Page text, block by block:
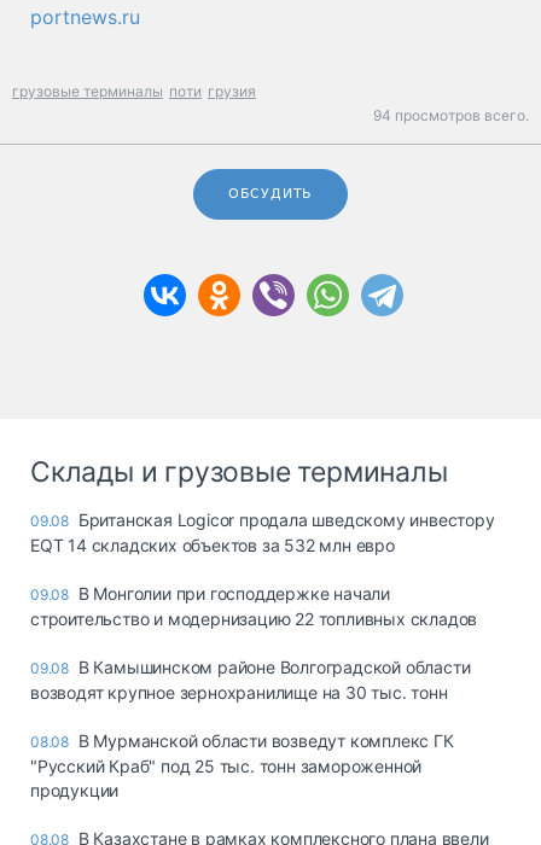
portnews.ru
грузовые терминалы поти грузия
94 просмотров всего.
ОБСУДИТЬ
Склады и грузовые терминалы
09.08 Британская Logicor продала шведскому инвестору
EQT 14 складских объектов за 532 млн евро
09.08 В Монголии при господдержке начали
строительство и модернизацию 22 топливных складов
09.08 В Камышинском районе Волгоградской области
возводят крупное зернохранилище на 30 тыс. тонн
08.08 В Мурманской области возведут комплекс ГК
"Русский Краб" под 25 тыс. тонн замороженной
продукции
08.08 В Казахстане в рамках комплексного плана ввели